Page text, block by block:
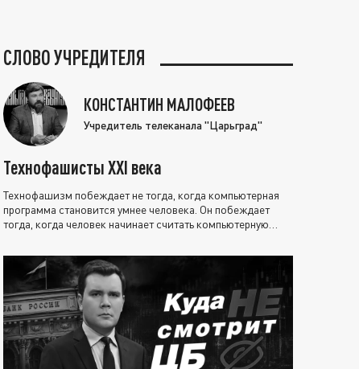
СЛОВО УЧРЕДИТЕЛЯ
КОНСТАНТИН МАЛОФЕЕВ
Учредитель телеканала "Царьград"
Технофашисты XXI века
Технофашизм побеждает не тогда, когда компьютерная
программа становится умнее человека. Он побеждает
тогда, когда человек начинает считать компьютерную